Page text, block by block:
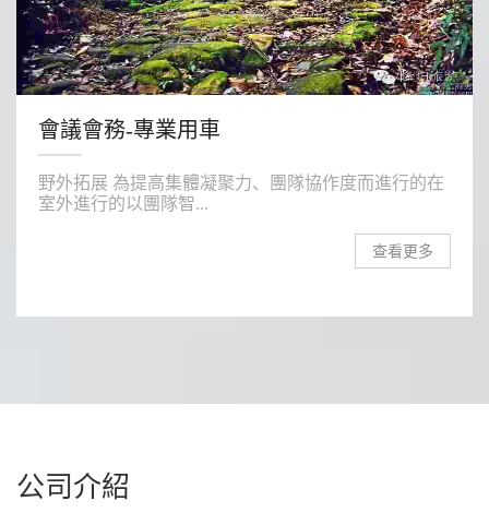
會議會務-專業用車
野外拓展 為提高集體凝聚力、團隊協作度而進行的在
室外進行的以團隊智...
查看更多
公司介紹